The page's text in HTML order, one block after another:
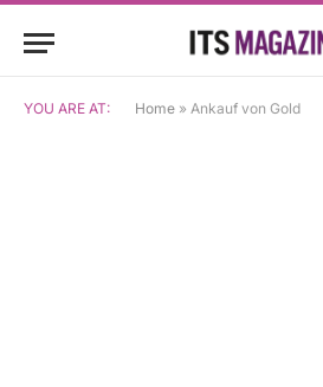
YOU ARE AT: Home » Ankauf von Gold